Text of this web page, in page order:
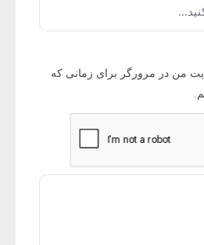
من در مرورگر برای زمانی که